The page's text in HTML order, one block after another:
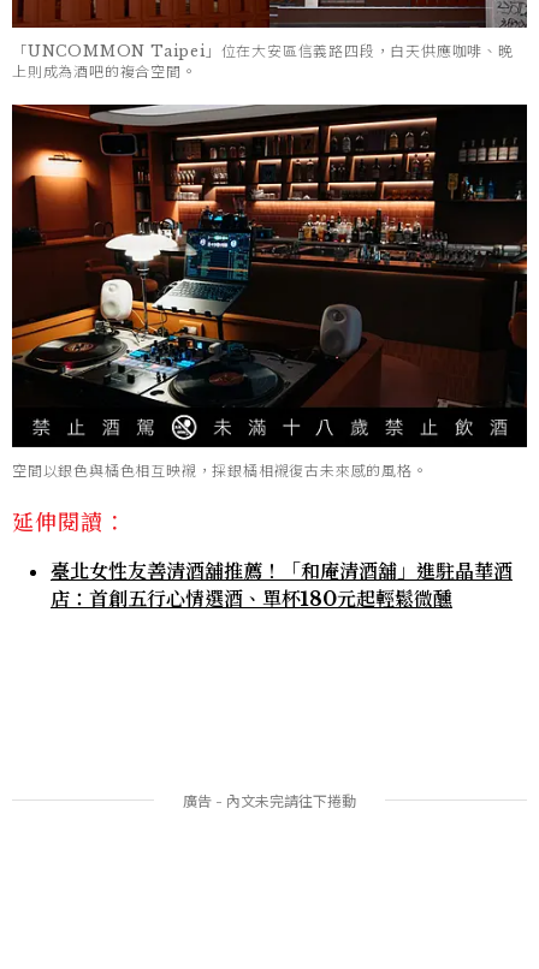
「UNCOMMON Taipei」位在大安區信義路四段，白天供應咖啡、晚
上則成為酒吧的複合空間。
空間以銀色與橘色相互映襯，採銀橘相襯復古未來感的風格。
延伸閱讀：
臺北女性友善清酒舖推薦！「和庵清酒舖」進駐晶華酒
店：首創五行心情選酒、單杯180元起輕鬆微醺